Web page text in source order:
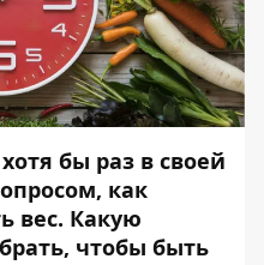
бы раз в своей
как
вес. Какую
чтобы быть